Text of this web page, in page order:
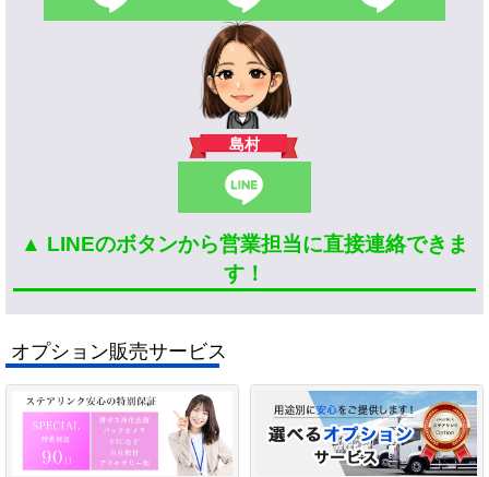
島村
▲ LINEのボタンから営業担当に直接連絡できま
す！
オプション販売サービス